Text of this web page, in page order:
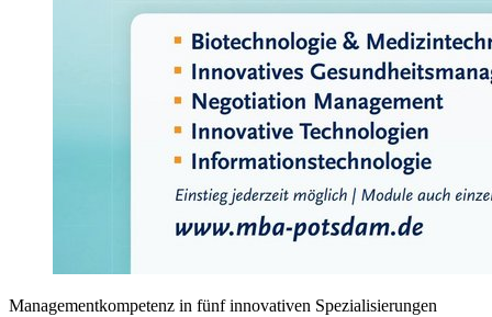
Managementkompetenz in fünf innovativen Spezialisierungen